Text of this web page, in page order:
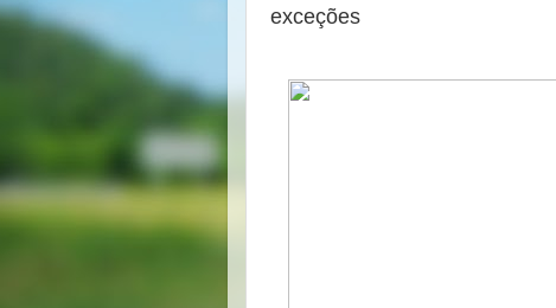
exceções